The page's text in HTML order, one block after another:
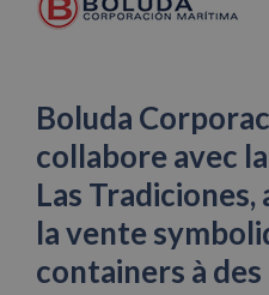
Boluda
collabore avec
Las Tradiciones,
la vente
containers à